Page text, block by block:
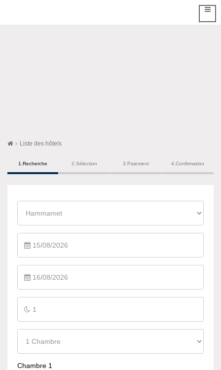
Liste des hôtels
1.Recherche 2.Sélection 3.Paiement 4.Confirmation
Chambre 1